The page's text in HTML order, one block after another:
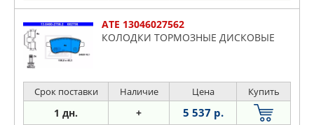
ATE 13046027562
КОЛОДКИ ТОРМОЗНЫЕ ДИСКОВЫЕ
Срок поставки Наличие Цена Купить
1 дн. + 5 537 р.